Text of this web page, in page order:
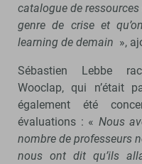
catalogue de
genre de crise et
learning de demain »,
Sébastien Lebbe
Wooclap, qui n’était
également été
évaluations : « Nous
nombre de professeurs
nous ont dit qu’ils